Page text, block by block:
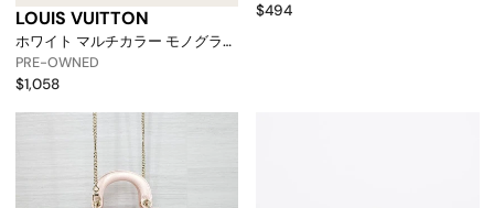
LOUIS VUITTON
ホワイト マルチカラー モノグラム
スピディ 30 158337215 [p]
PRE-OWNED
$1,058
$494